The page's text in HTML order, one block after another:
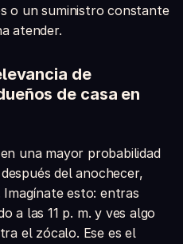
o un suministro constante
atender.
de
de casa en
una mayor probabilidad
del anochecer,
esto: entras
a las 11 p. m. y ves algo
el zócalo. Ese es el